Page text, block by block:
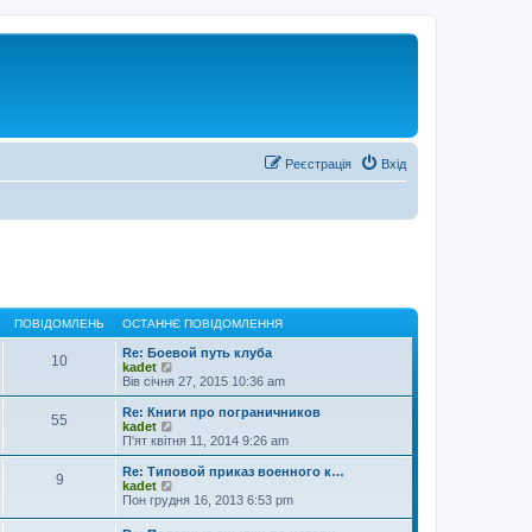
Вхід
Реєстрація
ПОВІДОМЛЕНЬ ОСТАННЄ ПОВІДОМЛЕННЯ
10
Re: Боевой путь клуба
kadet
е
р
е
л
у
и
о
Вів січня 27, 2015 10:36 am
55
Re: Книги про пограничников
kadet
е
р
е
л
я
н
П'ят квітня 11, 2014 9:26 am
9
Re: Типовой приказ военного к…
kadet
е
Пон грудня 16, 2013 6:53 pm